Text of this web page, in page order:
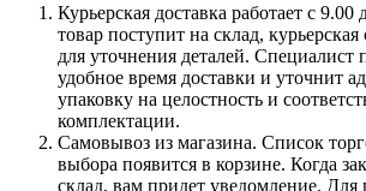
Курьерская доставка работает с 9.00
товар поступит на склад,
для уточнения деталей. Специалист
удобное время доставки и уточнит
упаковку на целостность и
комплектации.
Самовывоз из магазина. Список
выбора появится в корзине. Когда
склад, вам придет уведомление. Для